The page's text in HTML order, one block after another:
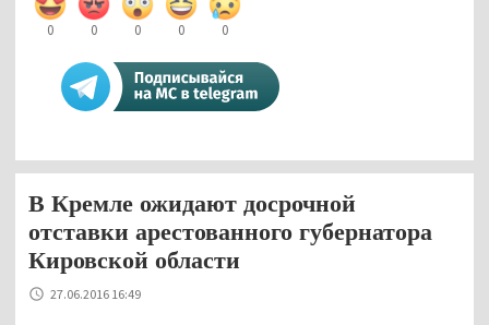
0 0 0 0 0
В Кремле ожидают досрочной
отставки арестованного губернатора
Кировской области
27.06.2016 16:49